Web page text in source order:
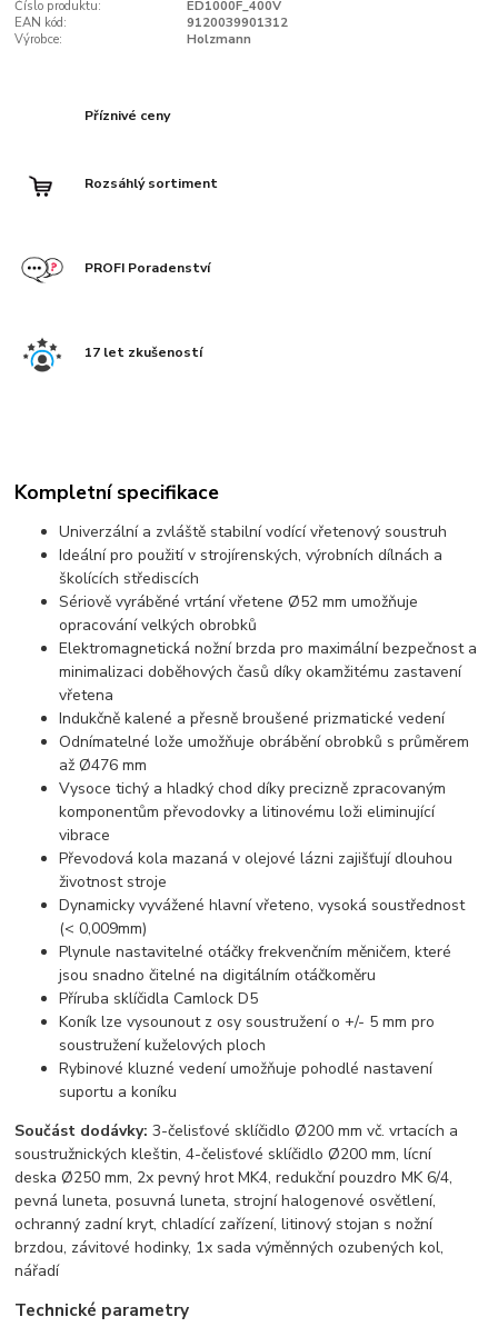
Číslo produktu:
ED1000F_400V
EAN kód:
9120039901312
Výrobce:
Holzmann
Příznivé ceny
Rozsáhlý sortiment
PROFI Poradenství
17 let zkušeností
Kompletní specifikace
Univerzální a zvláště stabilní vodící vřetenový soustruh
Ideální pro použití v strojírenských, výrobních dílnách a
školících střediscích
Sériově vyráběné vrtání vřetene Ø52 mm umožňuje
opracování velkých obrobků
Elektromagnetická nožní brzda pro maximální bezpečnost a
minimalizaci doběhových časů díky okamžitému zastavení
vřetena
Indukčně kalené a přesně broušené prizmatické vedení
Odnímatelné lože umožňuje obrábění obrobků s průměrem
až Ø476 mm
Vysoce tichý a hladký chod díky precizně zpracovaným
komponentům převodovky a litinovému loži eliminující
vibrace
Převodová kola mazaná v olejové lázni zajišťují dlouhou
životnost stroje
Dynamicky vyvážené hlavní vřeteno, vysoká soustřednost
(< 0,009mm)
Plynule nastavitelné otáčky frekvenčním měničem, které
jsou snadno čitelné na digitálním otáčkoměru
Příruba sklíčidla Camlock D5
Koník lze vysounout z osy soustružení o +/- 5 mm pro
soustružení kuželových ploch
Rybinové kluzné vedení umožňuje pohodlé nastavení
suportu a koníku
Součást dodávky: 3-čelisťové sklíčidlo Ø200 mm vč. vrtacích a
soustružnických kleštin, 4-čelisťové sklíčidlo Ø200 mm, lícní
deska Ø250 mm, 2x pevný hrot MK4, redukční pouzdro MK 6/4,
pevná luneta, posuvná luneta, strojní halogenové osvětlení,
ochranný zadní kryt, chladící zařízení, litinový stojan s nožní
brzdou, závitové hodinky, 1x sada výměnných ozubených kol,
nářadí
Technické parametry